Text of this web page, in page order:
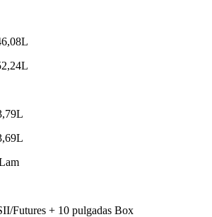
Futures + 10 pulgadas Box